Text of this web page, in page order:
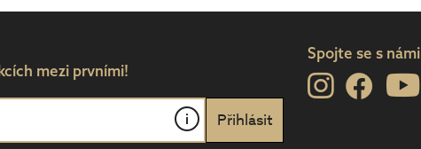
mezi prvními!
i
Spojte se s námi